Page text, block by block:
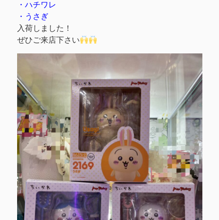
・ハチワレ
・うさぎ
入荷しました！
ぜひご来店下さい